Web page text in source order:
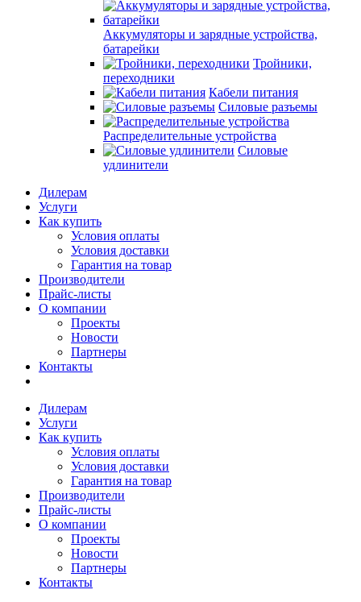
Аккумуляторы и зарядные устройства,
батарейки
Тройники,
переходники
Кабели питания
Силовые разъемы
Распределительные устройства
Силовые
удлинители
Дилерам
Услуги
Как купить
Условия оплаты
Условия доставки
Гарантия на товар
Производители
Прайс-листы
О компании
Проекты
Новости
Партнеры
Контакты
Дилерам
Услуги
Как купить
Условия оплаты
Условия доставки
Гарантия на товар
Производители
Прайс-листы
О компании
Проекты
Новости
Партнеры
Контакты